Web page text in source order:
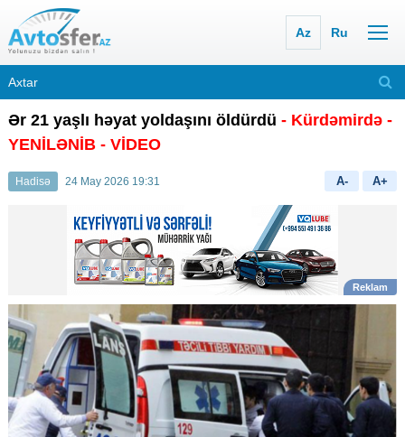
Az Ru
Ər 21 yaşlı həyat yoldaşını öldürdü - Kürdəmirdə -
YENİLƏNİB - VİDEO
Hadisə 24 May 2026 19:31 A- A+